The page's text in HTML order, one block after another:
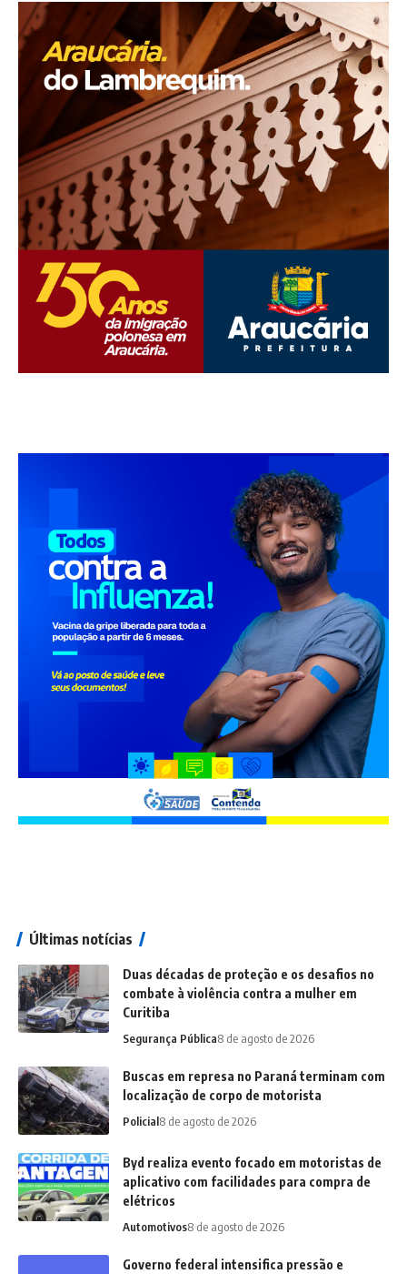
Últimas notícias
Duas décadas de proteção e os desafios no
combate à violência contra a mulher em
Curitiba
Segurança Pública8 de agosto de 2026
Buscas em represa no Paraná terminam com
localização de corpo de motorista
Policial8 de agosto de 2026
Byd realiza evento focado em motoristas de
aplicativo com facilidades para compra de
elétricos
Automotivos8 de agosto de 2026
Governo federal intensifica pressão e